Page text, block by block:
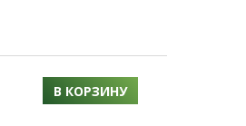
В КОРЗИНУ